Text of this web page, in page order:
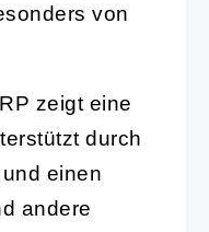
von
zeigt eine
durch
einen
andere